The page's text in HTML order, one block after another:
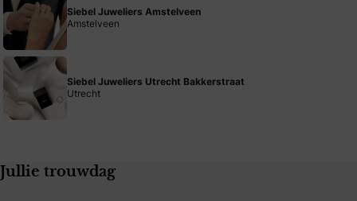
Siebel Juweliers Amstelveen
Amstelveen
Siebel Juweliers Utrecht Bakkerstraat
Utrecht
Jullie trouwdag